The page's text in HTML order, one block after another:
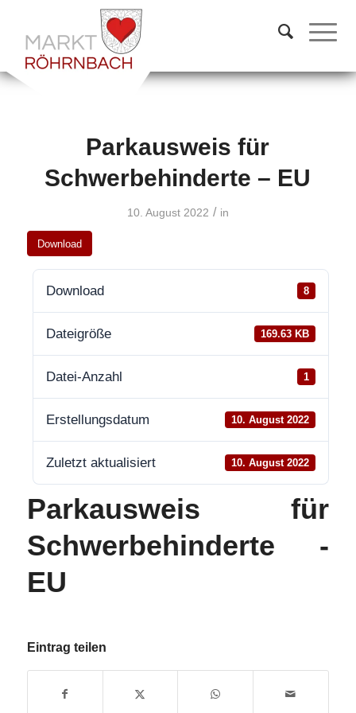
Parkausweis für
Schwerbehinderte – EU
10. August 2022 / in
Download
Download 8
Dateigröße 169.63 KB
Datei-Anzahl 1
Erstellungsdatum 10. August 2022
Zuletzt aktualisiert 10. August 2022
Parkausweis für
Schwerbehinderte -
EU
Eintrag teilen